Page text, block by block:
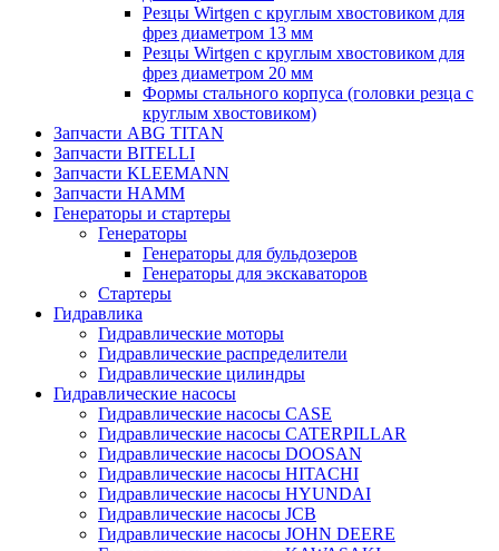
Резцы Wirtgen с круглым хвостовиком для
фрез диаметром 13 мм
Резцы Wirtgen с круглым хвостовиком для
фрез диаметром 20 мм
Формы стального корпуса (головки резца с
круглым хвостовиком)
Запчасти ABG TITAN
Запчасти BITELLI
Запчасти KLEEMANN
Запчасти HAMM
Генераторы и стартеры
Генераторы
Генераторы для бульдозеров
Генераторы для экскаваторов
Стартеры
Гидравлика
Гидравлические моторы
Гидравлические распределители
Гидравлические цилиндры
Гидравлические насосы
Гидравлические насосы CASE
Гидравлические насосы CATERPILLAR
Гидравлические насосы DOOSAN
Гидравлические насосы HITACHI
Гидравлические насосы HYUNDAI
Гидравлические насосы JCB
Гидравлические насосы JOHN DEERE